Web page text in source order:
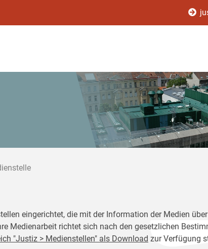
eingerichtet, die mit der Information der Medien
Medienarbeit richtet sich nach den gesetzlichen
"Justiz > Medienstellen" als Download zur Verfügung